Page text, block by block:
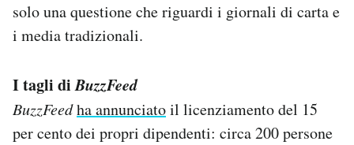
solo una questione che riguardi i giornali di carta e
i media tradizionali.
I tagli diBuzzFeed
BuzzFeedha annunciatoil licenziamento del 15
per cento dei propri dipendenti: circa 200 persone